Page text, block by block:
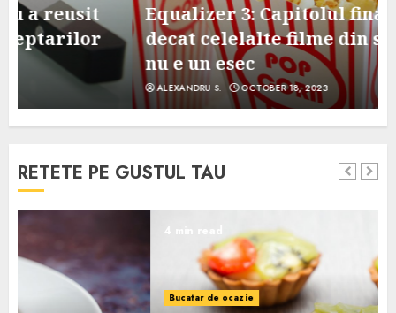
Equalizer 3: Capitolul final, mai slab
decat celelalte filme din serie, dar
nu e un esec
ALEXANDRU S. OCTOBER 18, 2023
RETETE PE GUSTUL TAU
Bucatar de ocazie